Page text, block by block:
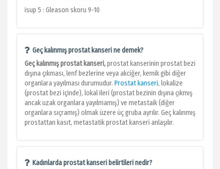
isup 5 : Gleason skoru 9-10
Geç kalınmış prostat kanseri ne demek?
Geç kalınmış prostat kanseri,prostat kanserinin prostat bezi
dışına çıkması, lenf bezlerine veya akciğer, kemik gibi diğer
organlara yayılması durumudur. Prostat kanseri, lokalize
(prostat bezi içinde), lokal ileri (prostat bezinin dışına çıkmış
ancak uzak organlara yayılmamış) ve metastaik (diğer
organlara sıçramış) olmak üzere üç gruba ayrılır. Geç kalınmış
prostattan kasıt, metastatik prostat kanseri anlaşılır.
Kadınlarda prostat kanseri belirtileri nedir?